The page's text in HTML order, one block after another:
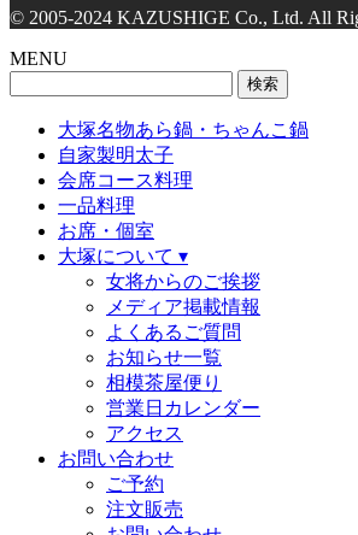
© 2005-2024 KAZUSHIGE Co., Ltd. All
MENU
大塚名物あら鍋・ちゃんこ鍋
自家製明太子
会席コース料理
一品料理
お席・個室
大塚について ▾
女将からのご挨拶
メディア掲載情報
よくあるご質問
お知らせ一覧
相模茶屋便り
営業日カレンダー
アクセス
お問い合わせ
ご予約
注文販売